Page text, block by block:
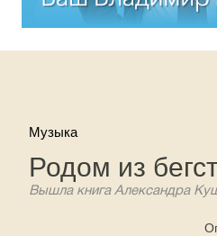
Музыка
Родом из
Вышла книга Александра